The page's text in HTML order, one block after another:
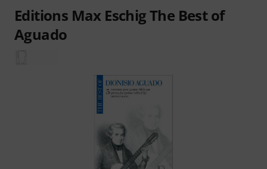
Editions Max Eschig The Best of
Aguado